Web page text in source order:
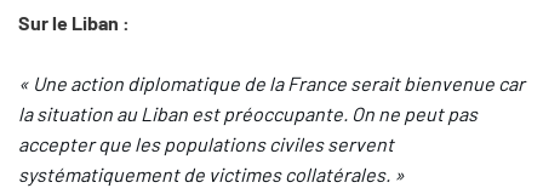
Sur le Liban :
« Une action diplomatique de la France serait bienvenue car
la situation au Liban est préoccupante. On ne peut pas
accepter que les populations civiles servent
systématiquement de victimes collatérales. »